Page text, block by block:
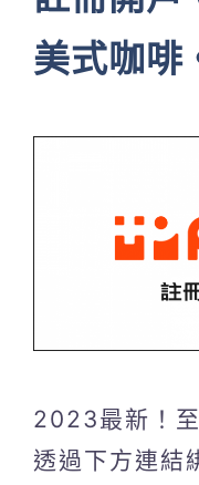
美式咖啡
2023最新！
透過下方連結